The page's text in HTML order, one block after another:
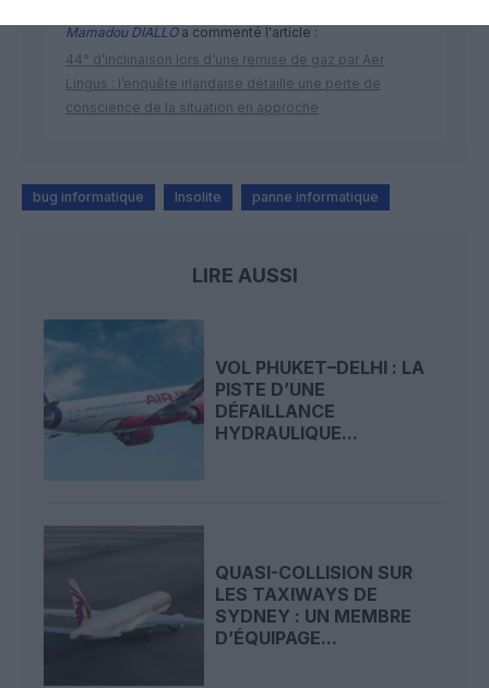
Mamadou DIALLOa commenté l'article :
44° d’inclinaison lors d’une remise de gaz par Aer
Lingus : l’enquête irlandaise détaille une perte de
conscience de la situation en approche
bug informatique Insolite panne informatique
LIRE AUSSI
VOL PHUKET–DELHI : LA
PISTE D’UNE
DÉFAILLANCE
HYDRAULIQUE...
QUASI-COLLISION SUR
LES TAXIWAYS DE
SYDNEY : UN MEMBRE
D’ÉQUIPAGE...